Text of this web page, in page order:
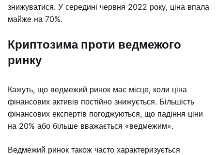
знижуватися. У середині червня 2022 року, ціна впала
майже на 70%.
Криптозима проти ведмежого
ринку
Кажуть, що ведмежий ринок має місце, коли ціна
фінансових активів постійно знижується. Більшість
фінансових експертів погоджуються, що падіння ціни
на 20% або більше вважається «ведмежим».
Ведмежий ринок також часто характеризується